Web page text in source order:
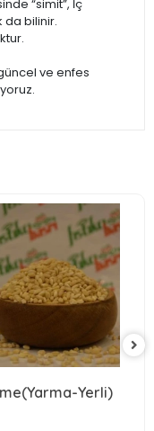
“simit”, İç
da bilinir.
ve enfes
Yerli)